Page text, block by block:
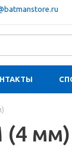
(4 мм)